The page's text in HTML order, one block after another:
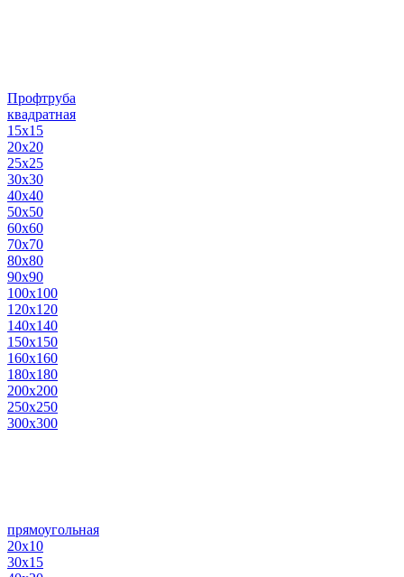
Профтруба
квадратная
15х15
20х20
25х25
30х30
40х40
50х50
60х60
70х70
80х80
90х90
100х100
120х120
140х140
150х150
160х160
180х180
200х200
250х250
300х300
прямоугольная
20х10
30х15